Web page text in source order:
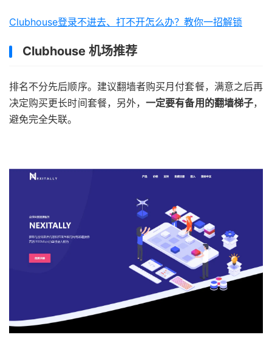
Clubhouse登录不进去、打不开怎么办？教你一招解锁
Clubhouse 机场推荐
排名不分先后顺序。建议翻墙者购买月付套餐，满意之后再
决定购买更长时间套餐，另外，一定要有备用的翻墙梯子，
避免完全失联。